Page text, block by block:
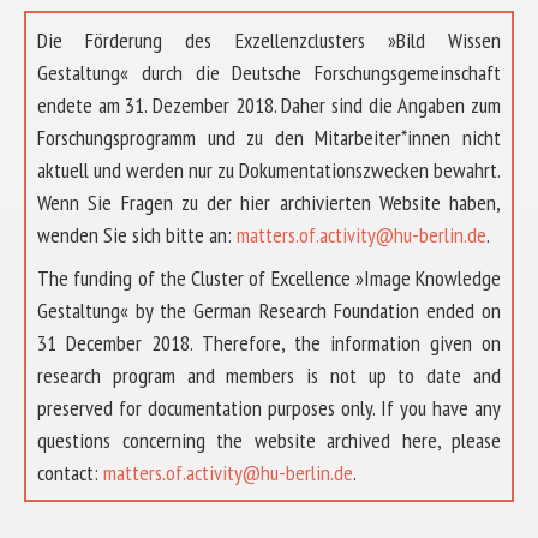
Die Förderung des Exzellenzclusters »Bild Wissen
Gestaltung« durch die Deutsche Forschungsgemeinschaft
endete am 31. Dezember 2018. Daher sind die Angaben zum
Forschungsprogramm und zu den Mitarbeiter*innen nicht
aktuell und werden nur zu Dokumentationszwecken bewahrt.
Wenn Sie Fragen zu der hier archivierten Website haben,
wenden Sie sich bitte an: matters.of.activity@hu-berlin.de.
The funding of the Cluster of Excellence »Image Knowledge
Gestaltung« by the German Research Foundation ended on
31 December 2018. Therefore, the information given on
research program and members is not up to date and
preserved for documentation purposes only. If you have any
questions concerning the website archived here, please
contact: matters.of.activity@hu-berlin.de.
ABOUT US